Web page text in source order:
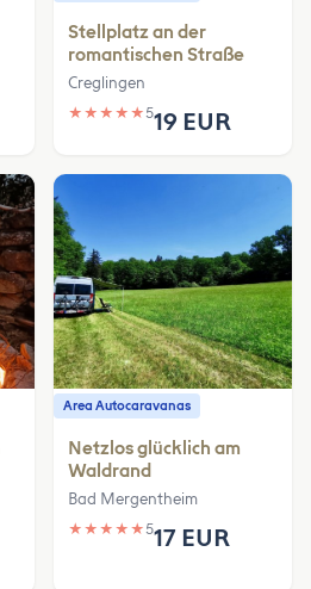
Stellplatz an der
romantischen Straße
Creglingen
★ ★ ★ ★ ★519 EUR
Area Autocaravanas
Netzlos glücklich am
Waldrand
Bad Mergentheim
★ ★ ★ ★ ★517 EUR